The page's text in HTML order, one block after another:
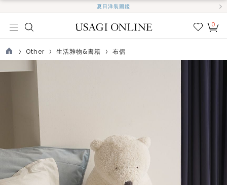
夏日洋裝圖鑑
我的
0
TOP
Other 生活雜物&書籍 布偶